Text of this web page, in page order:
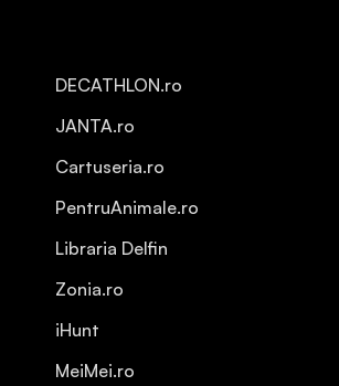
DECATHLON.ro
JANTA.ro
Cartuseria.ro
PentruAnimale.ro
Libraria Delfin
Zonia.ro
iHunt
MeiMei.ro